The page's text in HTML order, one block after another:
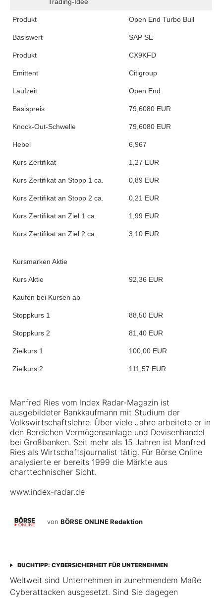
Trading-Idee
Produkt Open End Turbo Bull
Basiswert SAP SE
Produkt CX9KFD
Emittent Citigroup
Laufzeit Open End
Basispreis 79,6080 EUR
Knock-Out-Schwelle 79,6080 EUR
Hebel 6,967
Kurs Zertifikat 1,27 EUR
Kurs Zertifikat an Stopp 1 ca. 0,89 EUR
Kurs Zertifikat an Stopp 2 ca. 0,21 EUR
Kurs Zertifikat an Ziel 1 ca. 1,99 EUR
Kurs Zertifikat an Ziel 2 ca. 3,10 EUR
Kursmarken Aktie
Kurs Aktie 92,36 EUR
Kaufen bei Kursen ab
Stoppkurs 1 88,50 EUR
Stoppkurs 2 81,40 EUR
Zielkurs 1 100,00 EUR
Zielkurs 2 111,57 EUR
Manfred Ries vom Index Radar-Magazin ist
ausgebildeter Bankkaufmann mit Studium der
Volkswirtschaftslehre. Über viele Jahre arbeitete er in
den Bereichen Vermögensanlage und Devisenhandel
bei Großbanken. Seit mehr als 15 Jahren ist Manfred
Ries als Wirtschaftsjournalist tätig. Für Börse Online
analysierte er bereits 1999 die Märkte aus
charttechnischer Sicht.
www.index-radar.de
von BÖRSE ONLINE Redaktion
BUCHTIPP: CYBERSICHERHEIT FÜR UNTERNEHMEN
Weltweit sind Unternehmen in zunehmendem Maße
Cyberattacken ausgesetzt. Sind Sie dagegen